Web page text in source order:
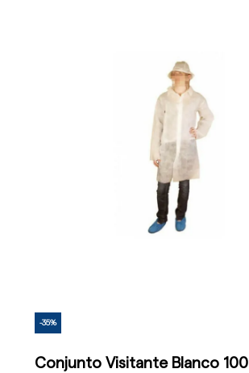
-35%
Conjunto Visitante Blanco 100